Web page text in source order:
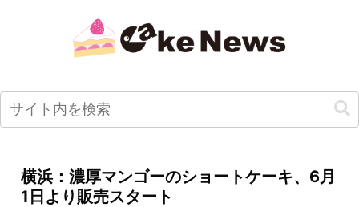
横浜：濃厚マンゴーのショートケーキ、6月
1日より販売スタート